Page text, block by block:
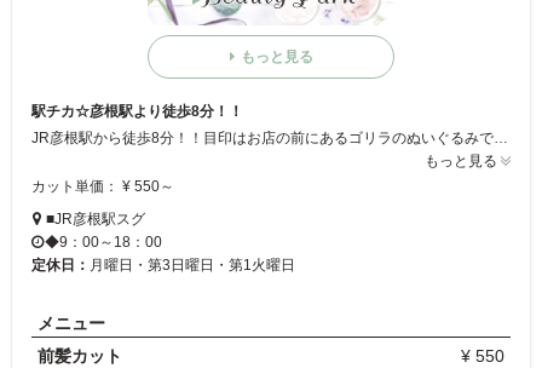
もっと見る
駅チカ☆彦根駅より徒歩8分！！
もっと見る
カット単価： ¥ 550～
■JR彦根駅スグ
◆9：00～18：00
定休日： 月曜日・第3日曜日・第1火曜日
メニュー
前髪カット
¥ 550